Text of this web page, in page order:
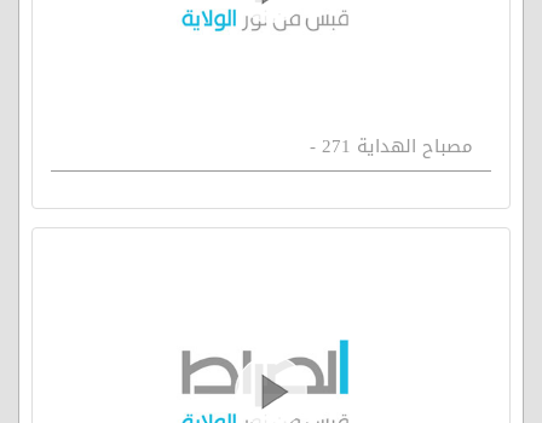
مصباح الهداية 271 -